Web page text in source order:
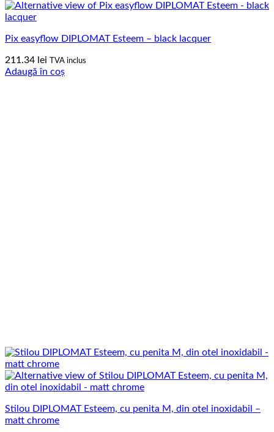
Pix easyflow DIPLOMAT Esteem – black lacquer
211.34 lei TVA inclus
Adaugă în coș
Stilou DIPLOMAT Esteem, cu penita M, din otel inoxidabil –
matt chrome